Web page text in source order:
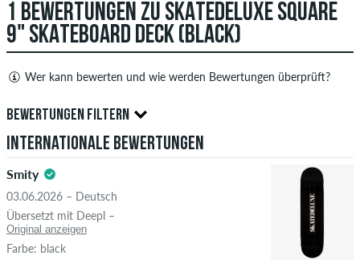
1 BEWERTUNGEN ZU SKATEDELUXE SQUARE
9" SKATEBOARD DECK (BLACK)
Wer kann bewerten und wie werden Bewertungen überprüft?
Nur Personen mit einem skatedeluxe Kundenkonto können
Bewertungen abgeben. Diese werden erst nach unserer
Überprüfung veröffentlicht. Wir veröffentlichen sowohl
positive als auch negative Bewertungen. Bewertungen mit
beleidigenden oder obszönen Inhalten sowie Bewertungen,
die geltendes Recht oder Urheberrechte verletzen oder Spam
und Fremdwerbung enthalten, werden nicht veröffentlicht.
Die Sternebewertung des Artikels ist der Durchschnitt aller
BEWERTUNGEN FILTERN
4.0
STERNE
Internationale Bewertungen
Smity
03.06.2026 – Deutsch
Übersetzt mit Deepl –
Original anzeigen
Farbe: black